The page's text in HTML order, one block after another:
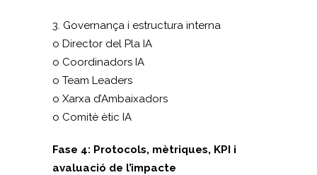
3. Governança i estructura interna
o Director del Pla IA
o Coordinadors IA
o Team Leaders
o Xarxa d’Ambaixadors
o Comitè ètic IA
Fase 4: Protocols, mètriques, KPI i
avaluació de l’impacte